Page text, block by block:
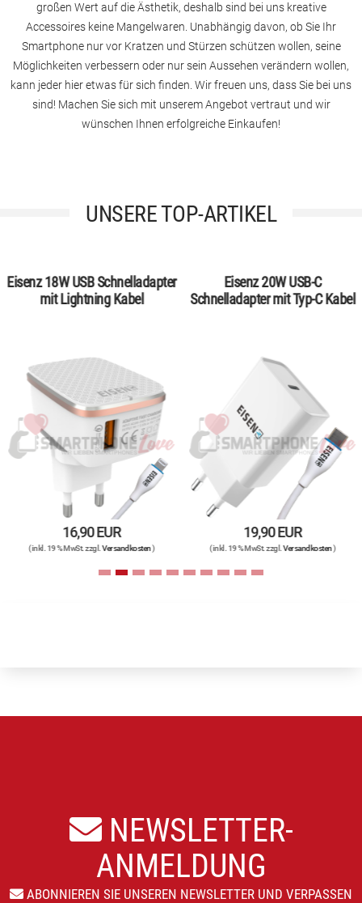
großen Wert auf die Ästhetik, deshalb sind bei uns kreative
Accessoires keine Mangelwaren. Unabhängig davon, ob Sie Ihr
Smartphone nur vor Kratzen und Stürzen schützen wollen, seine
Möglichkeiten verbessern oder nur sein Aussehen verändern wollen,
kann jeder hier etwas für sich finden. Wir freuen uns, dass Sie bei uns
sind! Machen Sie sich mit unserem Angebot vertraut und wir
wünschen Ihnen erfolgreiche Einkaufen!
UNSERE TOP-ARTIKEL
Eisenz 18W USB Schnelladapter
mit Lightning Kabel
16,90 EUR
( inkl. 19 % MwSt. zzgl. Versandkosten)
Eisenz 20W USB-C
Schnelladapter mit Typ-C Kabel
19,90 EUR
( inkl. 19 % MwSt. zzgl. Versandkosten)
NEWSLETTER-
ANMELDUNG
ABONNIEREN SIE UNSEREN NEWSLETTER UND VERPASSEN